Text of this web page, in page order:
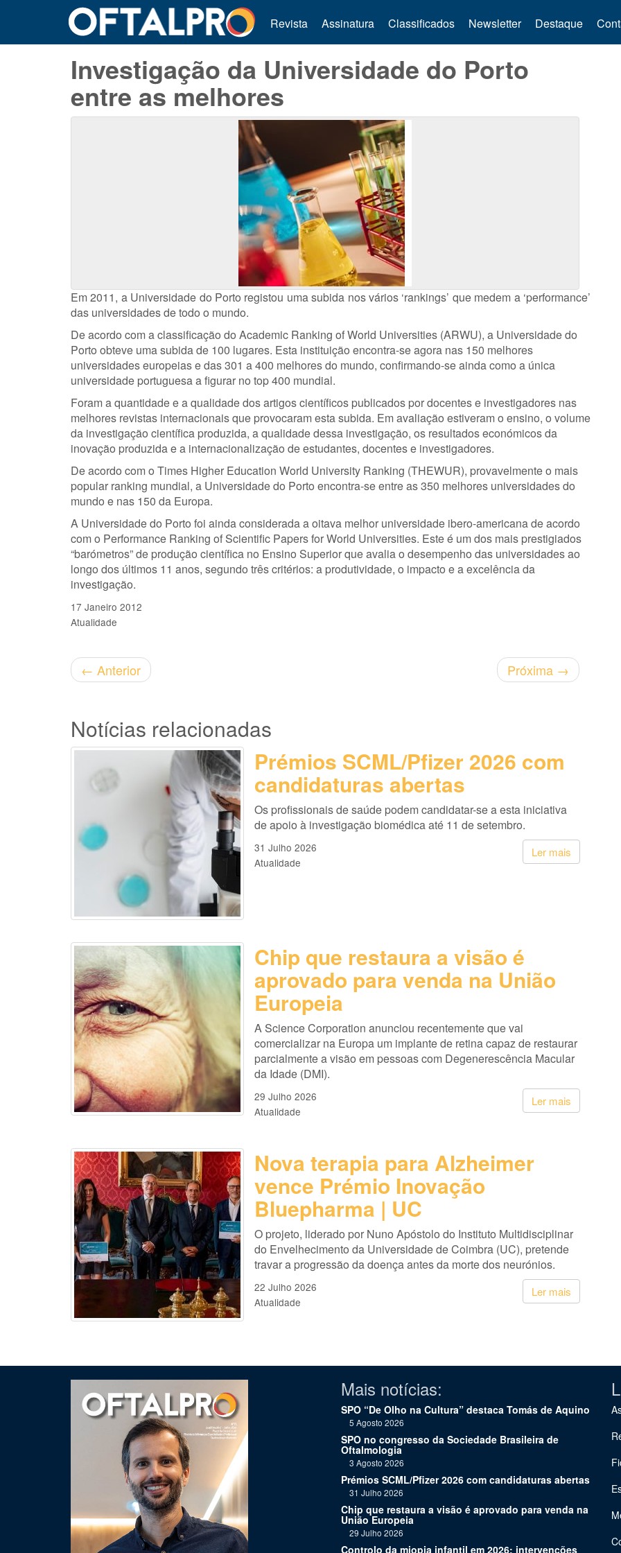
Revista Assinatura Classificados Newsletter Destaque
Investigação da Universidade do Porto
entre as melhores
Em 2011, a Universidade do Porto registou uma subida nos vários ‘rankings’ que medem a ‘performance’
das universidades de todo o mundo.
De acordo com a classificação do Academic Ranking of World Universities (ARWU), a Universidade do
Porto obteve uma subida de 100 lugares. Esta instituição encontra-se agora nas 150 melhores
universidades europeias e das 301 a 400 melhores do mundo, confirmando-se ainda como a única
universidade portuguesa a figurar no top 400 mundial.
Foram a quantidade e a qualidade dos artigos científicos publicados por docentes e investigadores nas
melhores revistas internacionais que provocaram esta subida. Em avaliação estiveram o ensino, o volume
da investigação científica produzida, a qualidade dessa investigação, os resultados económicos da
inovação produzida e a internacionalização de estudantes, docentes e investigadores.
De acordo com o Times Higher Education World University Ranking (THEWUR), provavelmente o mais
popular ranking mundial, a Universidade do Porto encontra-se entre as 350 melhores universidades do
mundo e nas 150 da Europa.
A Universidade do Porto foi ainda considerada a oitava melhor universidade ibero-americana de acordo
com o Performance Ranking of Scientific Papers for World Universities. Este é um dos mais prestigiados
“barómetros” de produção científica no Ensino Superior que avalia o desempenho das universidades ao
longo dos últimos 11 anos, segundo três critérios: a produtividade, o impacto e a excelência da
investigação.
17 Janeiro 2012
Atualidade
← Anterior Próxima →
Notícias relacionadas
Prémios SCML/Pfizer 2026 com
candidaturas abertas
Os profissionais de saúde podem candidatar-se a esta iniciativa
de apoio à investigação biomédica até 11 de setembro.
Ler mais
31 Julho 2026
Atualidade
Chip que restaura a visão é
aprovado para venda na União
Europeia
A Science Corporation anunciou recentemente que vai
comercializar na Europa um implante de retina capaz de restaurar
parcialmente a visão em pessoas com Degenerescência Macular
da Idade (DMI).
Ler mais
29 Julho 2026
Atualidade
Nova terapia para Alzheimer
vence Prémio Inovação
Bluepharma | UC
O projeto, liderado por Nuno Apóstolo do Instituto Multidisciplinar
do Envelhecimento da Universidade de Coimbra (UC), pretende
travar a progressão da doença antes da morte dos neurónios.
Ler mais
22 Julho 2026
Atualidade
Clique para ler
Mais notícias:
SPO “De Olho na Cultura” destaca Tomás de Aquino
5 Agosto 2026
SPO no congresso da Sociedade Brasileira de
Oftalmologia
3 Agosto 2026
Prémios SCML/Pfizer 2026 com candidaturas abertas
31 Julho 2026
Chip que restaura a visão é aprovado para venda na
União Europeia
29 Julho 2026
Controlo da miopia infantil em 2026: intervenções